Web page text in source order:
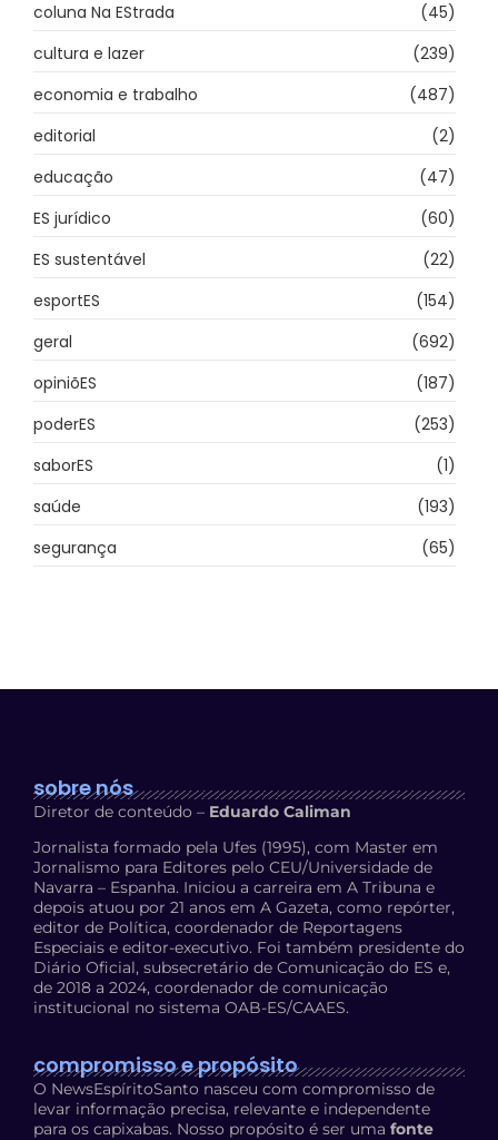
coluna Na EStrada
(45)
cultura e lazer
(239)
economia e trabalho
(487)
editorial
(2)
educação
(47)
ES jurídico
(60)
ES sustentável
(22)
esportES
(154)
geral
(692)
opiniõES
(187)
poderES
(253)
saborES
(1)
saúde
(193)
segurança
(65)
sobre nós
Diretor de conteúdo – Eduardo Caliman
Jornalista formado pela Ufes (1995), com Master em
Jornalismo para Editores pelo CEU/Universidade de
Navarra – Espanha. Iniciou a carreira em A Tribuna e
depois atuou por 21 anos em A Gazeta, como repórter,
editor de Política, coordenador de Reportagens
Especiais e editor-executivo. Foi também presidente do
Diário Oficial, subsecretário de Comunicação do ES e,
de 2018 a 2024, coordenador de comunicação
institucional no sistema OAB-ES/CAAES.
compromisso e propósito
O NewsEspíritoSanto nasceu com compromisso de
levar informação precisa, relevante e independente
para os capixabas. Nosso propósito é ser uma fonte